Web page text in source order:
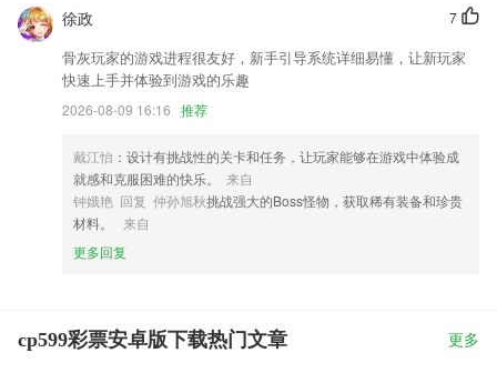
7
徐政
骨灰玩家的游戏进程很友好，新手引导系统详细易懂，让新玩家
快速上手并体验到游戏的乐趣
2026-08-09 16:16 推荐
戴江怡 ：设计有挑战性的关卡和任务，让玩家能够在游戏中体验成
就感和克服困难的快乐。
来自
钟娥艳 回复 仲孙旭秋挑战强大的Boss怪物，获取稀有装备和珍贵
材料。
来自
更多回复
cp599彩票安卓版下载热门文章 更多